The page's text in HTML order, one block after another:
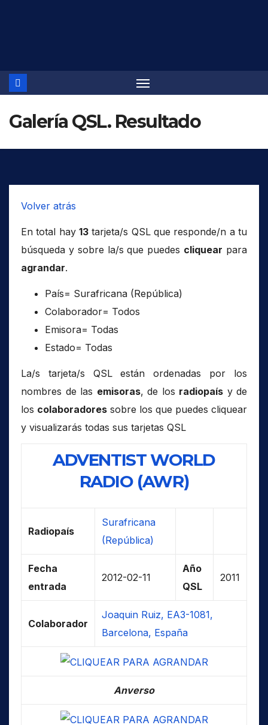
Galería QSL. Resultado
Volver atrás
En total hay 13 tarjeta/s QSL que responde/n a tu
búsqueda y sobre la/s que puedes cliquear para
agrandar.
País= Surafricana (República)
Colaborador= Todos
Emisora= Todas
Estado= Todas
La/s tarjeta/s QSL están ordenadas por los
nombres de las emisoras, de los radiopaís y de
los colaboradores sobre los que puedes cliquear
y visualizarás todas sus tarjetas QSL
ADVENTIST WORLD
RADIO (AWR)
Radiopaís
Surafricana
(República)
Fecha
entrada
2012-02-11
Año
QSL
2011
Colaborador
Joaquin Ruiz, EA3-1081,
Barcelona, España
Anverso